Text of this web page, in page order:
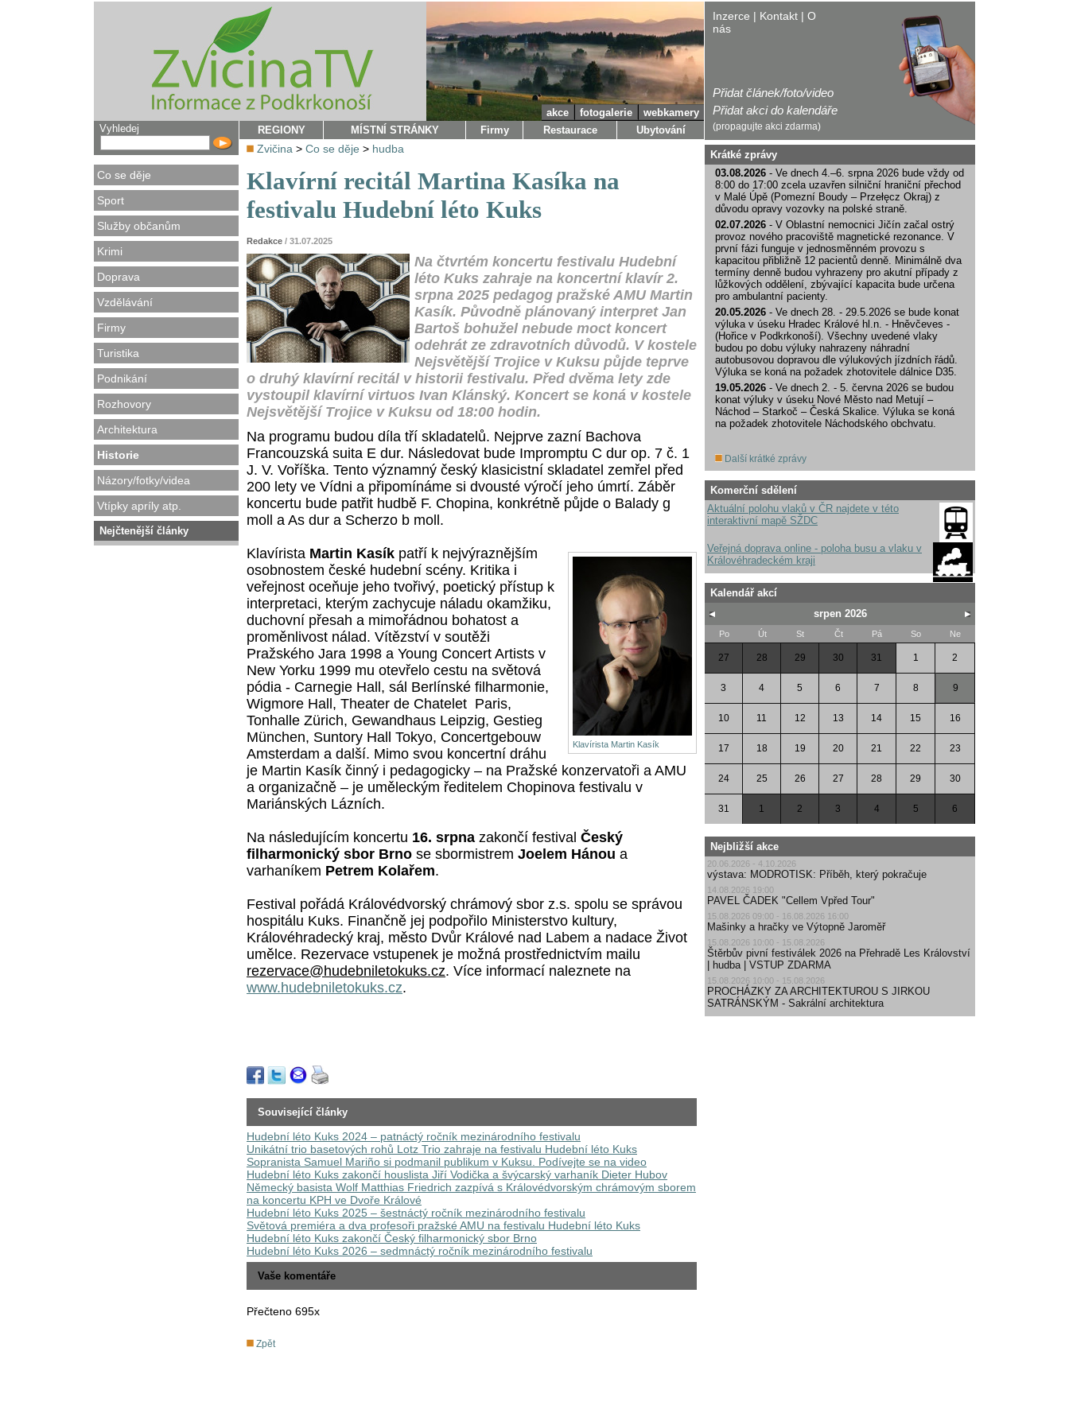
Vyhledej
Co se děje
Sport
Služby občanům
Krimi
Doprava
Vzdělávání
Firmy
Turistika
Podnikání
Rozhovory
Architektura
Historie
Názory/fotky/videa
Vtípky apríly atp.
Nejčtenější články
Inzerce | Kontakt | O
nás
Přidat článek/foto/video
Přidat akci do kalendáře
(propagujte akci zdarma)
akce fotogalerie
webkamery
REGIONY
MÍSTNÍ STRÁNKY Firmy Restaurace Ubytování
Zvičina > Co se děje > hudba
Klavírní recitál Martina Kasíka na
festivalu Hudební léto Kuks
Redakce / 31.07.2025
Na čtvrtém koncertu festivalu Hudební
léto Kuks zahraje na koncertní klavír 2.
srpna 2025 pedagog pražské AMU Martin
Kasík. Původně plánovaný interpret Jan
Bartoš bohužel nebude moct koncert
odehrát ze zdravotních důvodů. V kostele
Nejsvětější Trojice v Kuksu půjde teprve
o druhý klavírní recitál v historii festivalu. Před dvěma lety zde
vystoupil klavírní virtuos Ivan Klánský. Koncert se koná v kostele
Nejsvětější Trojice v Kuksu od 18:00 hodin.
Na programu budou díla tří skladatelů. Nejprve zazní Bachova
Francouzská suita E dur. Následovat bude Impromptu C dur op. 7 č. 1
J. V. Voříška. Tento významný český klasicistní skladatel zemřel před
200 lety ve Vídni a připomínáme si dvousté výročí jeho úmrtí. Záběr
koncertu bude patřit hudbě F. Chopina, konkrétně půjde o Balady g
moll a As dur a Scherzo b moll.
Klavírista Martin Kasík patří
Klavírista Martin Kasík
k nejvýraznějším
osobnostem české hudební scény. Kritika i
veřejnost oceňuje jeho tvořivý, poetický přístup k
interpretaci, kterým zachycuje náladu okamžiku,
duchovní přesah a mimořádnou bohatost a
proměnlivost nálad. Vítězství v soutěži
Pražského Jara 1998 a Young Concert Artists v
New Yorku 1999 mu otevřelo cestu na světová
pódia - Carnegie Hall, sál Berlínské filharmonie,
Wigmore Hall, Theater de Chatelet Paris,
Tonhalle Zürich, Gewandhaus Leipzig, Gestieg
München, Suntory Hall Tokyo, Concertgebouw
Amsterdam a další. Mimo svou koncertní dráhu
je Martin Kasík činný i pedagogicky – na Pražské konzervatoři a AMU
a organizačně – je uměleckým ředitelem Chopinova festivalu v
Mariánských Lázních.
Na následujícím koncertu 16. srpna zakončí festival Český
filharmonický sbor Brno se sbormistrem Joelem Hánou a
varhaníkem Petrem Kolařem.
Festival pořádá Královédvorský chrámový sbor z.s. spolu se správou
hospitálu Kuks. Finančně jej podpořilo Ministerstvo kultury,
Královéhradecký kraj, město Dvůr Králové nad Labem a nadace Život
umělce. Rezervace vstupenek je možná prostřednictvím mailu
rezervace@hudebniletokuks.cz. Více informací naleznete na
www.hudebniletokuks.cz.
Související články
Hudební léto Kuks 2024 – patnáctý ročník mezinárodního festivalu
Unikátní trio basetových rohů Lotz Trio zahraje na festivalu Hudební léto Kuks
Sopranista Samuel Mariño si podmanil publikum v Kuksu. Podívejte se na video
Hudební léto Kuks zakončí houslista Jiří Vodička a švýcarský varhaník Dieter Hubov
Německý basista Wolf Matthias Friedrich zazpívá s Královédvorským chrámovým sborem
na koncertu KPH ve Dvoře Králové
Hudební léto Kuks 2025 – šestnáctý ročník mezinárodního festivalu
Světová premiéra a dva profesoři pražské AMU na festivalu Hudební léto Kuks
Hudební léto Kuks zakončí Český filharmonický sbor Brno
Hudební léto Kuks 2026 – sedmnáctý ročník mezinárodního festivalu
Vaše komentáře
Přečteno 695x
Zpět
Krátké zprávy
03.08.2026 - Ve dnech 4.–6. srpna 2026 bude vždy od
8:00 do 17:00 zcela uzavřen silniční hraniční přechod
v Malé Úpě (Pomezní Boudy – Przełęcz Okraj) z
důvodu opravy vozovky na polské straně.
02.07.2026 - V Oblastní nemocnici Jičín začal ostrý
provoz nového pracoviště magnetické rezonance. V
první fázi funguje v jednosměnném provozu s
kapacitou přibližně 12 pacientů denně. Minimálně dva
termíny denně budou vyhrazeny pro akutní případy z
lůžkových oddělení, zbývající kapacita bude určena
pro ambulantní pacienty.
20.05.2026 - Ve dnech 28. - 29.5.2026 se bude konat
výluka v úseku Hradec Králové hl.n. - Hněvčeves -
(Hořice v Podkrkonoší). Všechny uvedené vlaky
budou po dobu výluky nahrazeny náhradní
autobusovou dopravou dle výlukových jízdních řádů.
Výluka se koná na požadek zhotovitele dálnice D35.
19.05.2026 - Ve dnech 2. - 5. června 2026 se budou
konat výluky v úseku Nové Město nad Metují –
Náchod – Starkoč – Česká Skalice. Výluka se koná
na požadek zhotovitele Náchodského obchvatu.
Další krátké zprávy
Komerční sdělení
Aktuální polohu vlaků v ČR najdete v této
interaktivní mapě SŽDC
Veřejná doprava online - poloha busu a vlaku v
Královéhradeckém kraji
Kalendář akcí
srpen 2026
Po Út St Čt Pá So Ne
27 28 29 30 31 1 2
3 4 5 6 7 8 9
10 11 12 13 14 15 16
17 18 19 20 21 22 23
24 25 26 27 28 29 30
31 1 2 3 4 5 6
Nejbližší akce
20.06.2026 - 4.10.2026
výstava: MODROTISK: Příběh, který pokračuje
14.08.2026 19:00
PAVEL ČADEK "Cellem Vpřed Tour"
15.08.2026 09:00 - 16.08.2026 16:00
Mašinky a hračky ve Výtopně Jaroměř
15.08.2026 10:00 - 15.08.2026
Štěrbův pivní festiválek 2026 na Přehradě Les Království
| hudba | VSTUP ZDARMA
15.08.2026 10:00 - 15.08.2026
PROCHÁZKY ZA ARCHITEKTUROU S JIRKOU
SATRÁNSKÝM - Sakrální architektura